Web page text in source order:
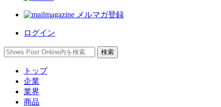
メルマガ登録
ログイン
トップ
企業
業界
商品